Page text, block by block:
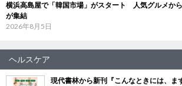
横浜高島屋で「韓国市場」がスタート 人気グルメか
が集結
2026年8月5日
ヘルスケア
現代書林から新刊『こんなときには、